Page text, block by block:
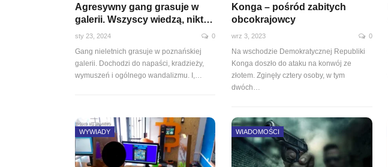
Agresywny gang grasuje w
galerii. Wszyscy wiedzą, nikt…
sty 23, 2024 0
Gang nieletnich grasuje w poznańskiej
galerii. Dochodzi do napaści, kradzieży,
wymuszeń i ogólnego wandalizmu. I,…
Konga – pośród zabitych
obcokrajowcy
wrz 3, 2023 0
Na wschodzie Demokratycznej Republiki
Konga doszło do ataku na konwój ze
złotem. Zginęły cztery osoby, w tym
dwóch…
WYWIADY WIADOMOŚCI